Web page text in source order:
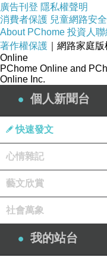
雙側邊隱藏
口袋設計
《試穿心得參考》
廣告刊登 隱私權聲明
消費者保護 兒童網路安全
About PChome 投資人聯
著作權保護 ｜網路家庭
Online
PChome Online and
Online Inc.
個人新聞台
快速發文
心情雜記
藝文欣賞
社會萬象
我的站台